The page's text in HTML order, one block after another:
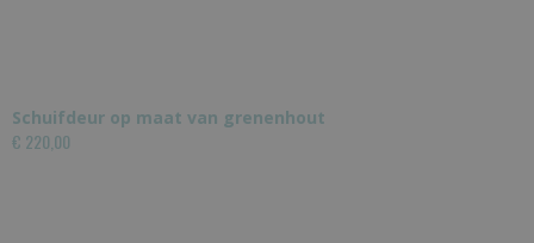
Schuifdeur op maat van grenenhout
€ 220,00